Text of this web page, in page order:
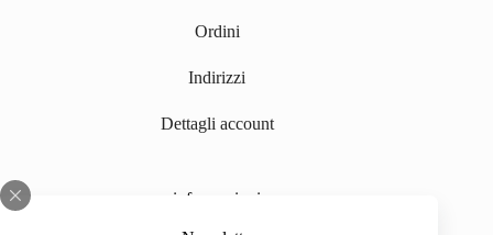
Ordini
Indirizzi
Dettagli account
informazioni